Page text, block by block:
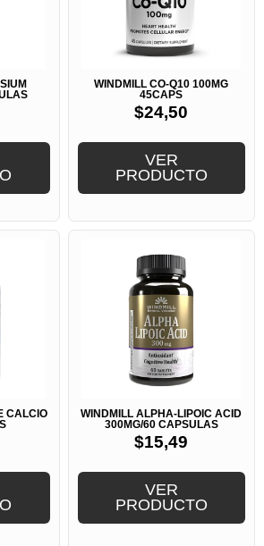
WINDMILL CO-Q10 100MG
45CAPS
$24,50
VER
PRODUCTO
CALCIO
WINDMILL ALPHA-LIPOIC ACID
300MG/60 CAPSULAS
$15,49
VER
PRODUCTO